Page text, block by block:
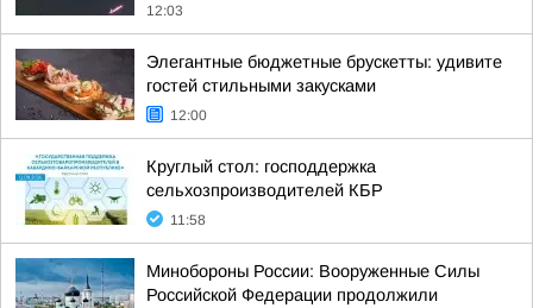
12:03
Элегантные бюджетные брускетты: удивите
гостей стильными закусками
12:00
Круглый стол: господдержка
сельхозпроизводителей КБР
11:58
Минобороны России: Вооруженные Силы
Российской Федерации продолжили